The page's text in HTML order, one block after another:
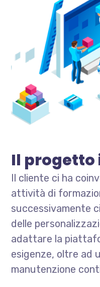
Il progetto
Il cliente ci ha
attività di
successivamente
delle
adattare la
esigenze, oltre ad
manutenzione